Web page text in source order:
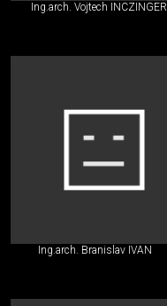
Ing.arch. Vojtech INCZINGER
Ing.arch. Branislav IVAN